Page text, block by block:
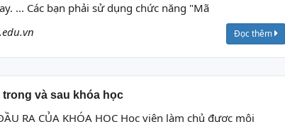
... Các bạn phải sử dụng chức năng "Mã
Đọc thêm
và sau khóa học
RA CỦA KHÓA HỌC Học viên làm chủ được môi